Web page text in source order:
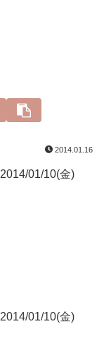
2014.01.16
2014/01/10(金)
2014/01/10(金)